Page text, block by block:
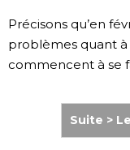
Précisons qu’en
problèmes quant à
commencent à se
Suite >